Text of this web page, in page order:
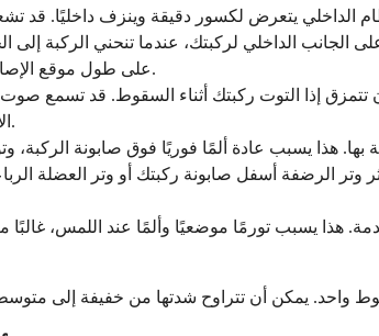
الجانب الداخلي لركبتك، عندما تنحني الركبة
على طول موقع الإصابة وتشعر بعدم الاستقرار عند المشي.
إذا التوت ركبتك أثناء السقوط. قد تسمع
الانغلاق، أو تلاحظ ألمًا عند تدوير ساقك.
الرضفة أسفل صابونة ركبتك أو وتر العضلة
هذا يسبب تورمًا موضعيًا وألمًا عند اللمس، غالبًا